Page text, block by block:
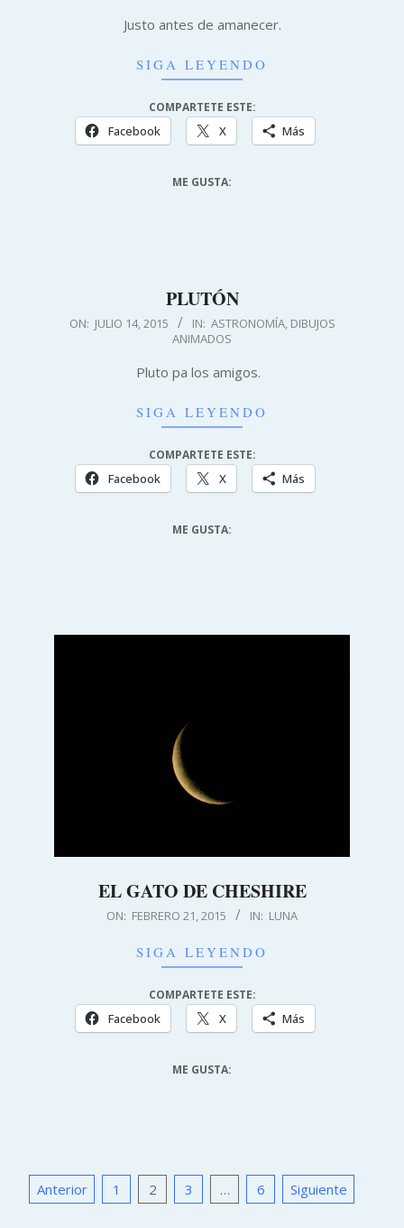
Justo antes de amanecer.
SIGA LEYENDO
COMPARTETE ESTE:
Facebook X Más
ME GUSTA:
PLUTÓN
2015-
ON: JULIO 14, 2015 IN: ASTRONOMÍA, DIBUJOS
ANIMADOS
Pluto pa los amigos.
SIGA LEYENDO
COMPARTETE ESTE:
Facebook X Más
ME GUSTA:
EL GATO DE CHESHIRE
ON: FEBRERO 21, 2015 IN: LUNA
SIGA LEYENDO
COMPARTETE ESTE:
Facebook X Más
ME GUSTA:
PAGINACIÓN
Anterior 1 2 3 … 6 Siguiente